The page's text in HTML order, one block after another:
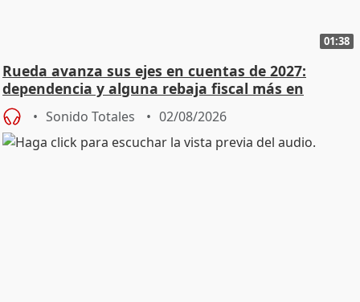
01:38
Rueda avanza sus ejes en cuentas de 2027:
dependencia y alguna rebaja fiscal más en
vivienda
Sonido Totales 02/08/2026